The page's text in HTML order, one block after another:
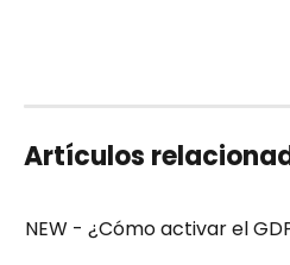
Artículos
NEW - ¿Cómo activar el